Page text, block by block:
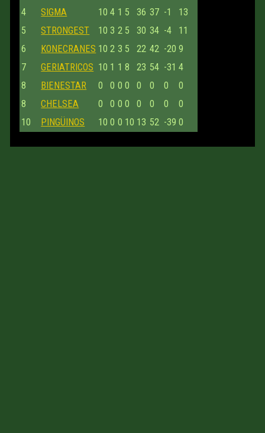
4
SIGMA 10 4 1 5 36 37 -1
13
5
STRONGEST 10 3 2 5 30 34 -4
11
6
KONECRANES 10 2 3 5 22 42 -20 9
7
GERIATRICOS 10 1 1 8 23 54 -31 4
8
BIENESTAR 0 0 0 0 0 0 0
0
8
CHELSEA 0 0 0 0 0 0 0
0
10
PINGÜINOS 10 0 0 10 13 52 -39 0